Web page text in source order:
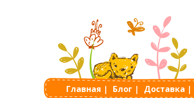
Главная | Блог | Доставка |